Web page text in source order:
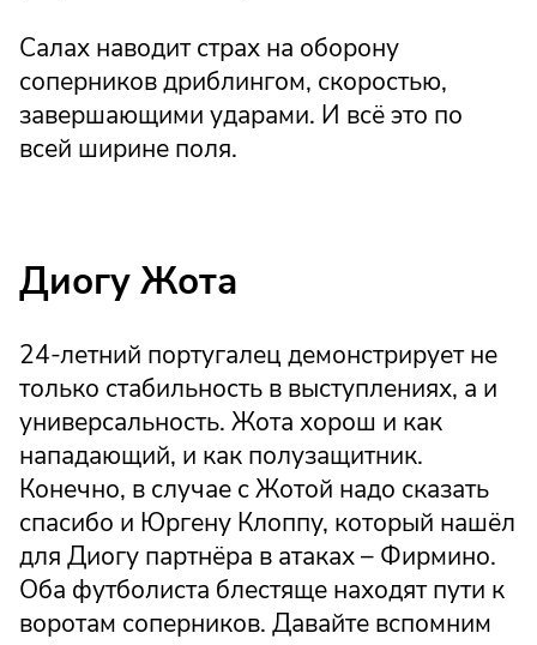
Салах наводит страх на оборону
соперников дриблингом, скоростью,
завершающими ударами. И всё это по
всей ширине поля.
Диогу Жота
24-летний португалец демонстрирует не
только стабильность в выступлениях, а и
универсальность. Жота хорош и как
нападающий, и как полузащитник.
Конечно, в случае с Жотой надо сказать
спасибо и Юргену Клоппу, который нашёл
для Диогу партнёра в атаках – Фирмино.
Оба футболиста блестяще находят пути к
воротам соперников. Давайте вспомним